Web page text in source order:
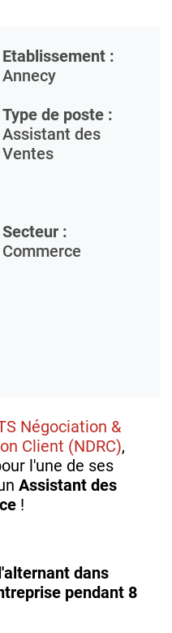
Etablissement :
Annecy
Type de poste :
Assistant des
Ventes
Secteur :
Commerce
Négociation &
Client (NDRC),
l'une de ses
Assistant des
!
dans
pendant 8